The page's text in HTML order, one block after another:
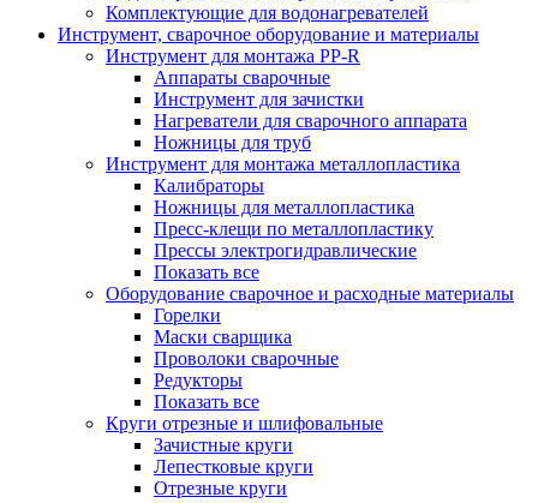
Комплектующие для водонагревателей
Инструмент, сварочное оборудование и материалы
Инструмент для монтажа PP-R
Аппараты сварочные
Инструмент для зачистки
Нагреватели для сварочного аппарата
Ножницы для труб
Инструмент для монтажа металлопластика
Калибраторы
Ножницы для металлопластика
Пресс-клещи по металлопластику
Прессы электрогидравлические
Показать все
Оборудование сварочное и расходные материалы
Горелки
Маски сварщика
Проволоки сварочные
Редукторы
Показать все
Круги отрезные и шлифовальные
Зачистные круги
Лепестковые круги
Отрезные круги